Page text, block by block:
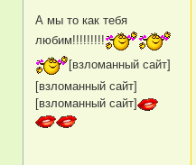
А мы то как тебя
любим!!!!!!!!!
[взломанный сайт]
[взломанный сайт]
[взломанный сайт]